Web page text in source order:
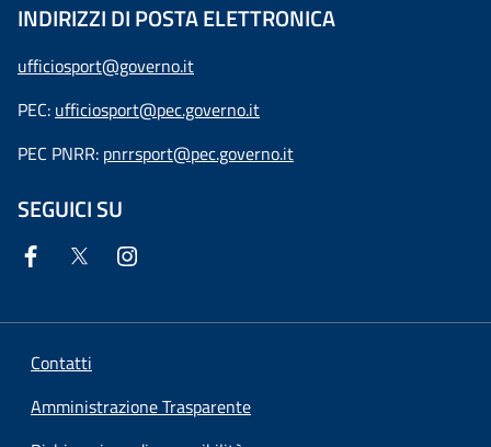
INDIRIZZI DI POSTA ELETTRONICA
ufficiosport@governo.it
PEC: ufficiosport@pec.governo.it
PEC PNRR: pnrrsport@pec.governo.it
SEGUICI SU
Contatti
Amministrazione Trasparente